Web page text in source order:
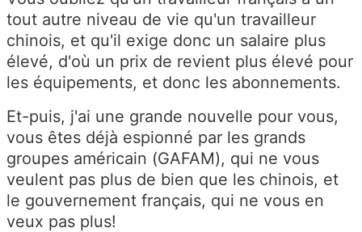
tout autre niveau de vie qu'un travailleur
chinois, et qu'il exige donc un salaire plus
élevé, d'où un prix de revient plus élevé pour
les équipements, et donc les abonnements.
Et-puis, j'ai une grande nouvelle pour vous,
vous êtes déjà espionné par les grands
groupes américain (GAFAM), qui ne vous
veulent pas plus de bien que les chinois, et
le gouvernement français, qui ne vous en
veux pas plus!